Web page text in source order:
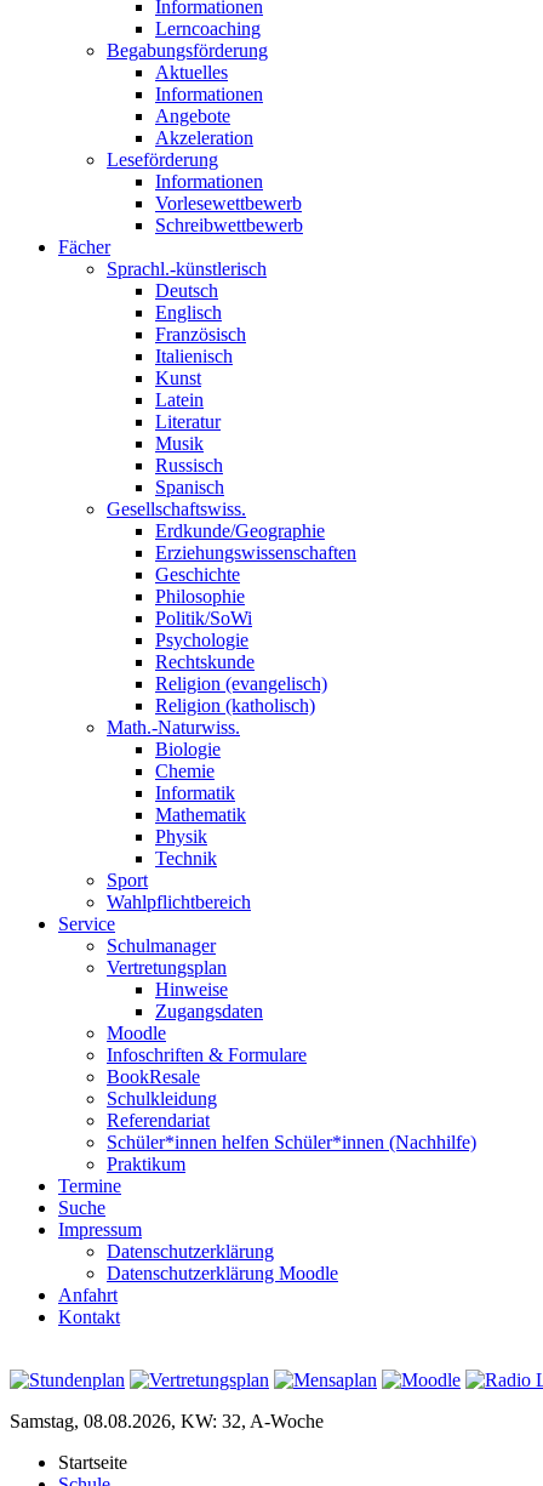
Informationen
Lerncoaching
Begabungsförderung
Aktuelles
Informationen
Angebote
Akzeleration
Leseförderung
Informationen
Vorlesewettbewerb
Schreibwettbewerb
Fächer
Sprachl.-künstlerisch
Deutsch
Englisch
Französisch
Italienisch
Kunst
Latein
Literatur
Musik
Russisch
Spanisch
Gesellschaftswiss.
Erdkunde/Geographie
Erziehungswissenschaften
Geschichte
Philosophie
Politik/SoWi
Psychologie
Rechtskunde
Religion (evangelisch)
Religion (katholisch)
Math.-Naturwiss.
Biologie
Chemie
Informatik
Mathematik
Physik
Technik
Sport
Wahlpflichtbereich
Service
Schulmanager
Vertretungsplan
Hinweise
Zugangsdaten
Moodle
Infoschriften & Formulare
BookResale
Schulkleidung
Referendariat
Schüler*innen helfen Schüler*innen (Nachhilfe)
Praktikum
Termine
Suche
Impressum
Datenschutzerklärung
Datenschutzerklärung Moodle
Anfahrt
Kontakt
Samstag, 08.08.2026, KW: 32, A-Woche
Startseite